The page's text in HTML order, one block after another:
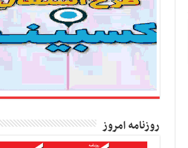
روزنامه امروز